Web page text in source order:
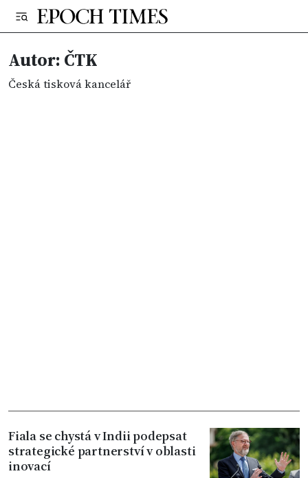
Autor: ČTK
Česká tisková kancelář
Fiala se chystá v Indii podepsat
strategické partnerství v oblasti
inovací